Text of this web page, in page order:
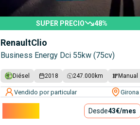
SUPER PRECIO 48%
RenaultClio
Business Energy Dci 55kw (75cv)
Diésel 2018 247.000 km Manual
Vendido por particular Girona
Desde43€/mes